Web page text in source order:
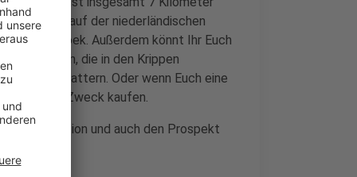
auf der niederländischen
Breedenhoek. Außerdem könnt Ihr Euch
machen, die in den Krippen
ergattern. Oder wenn Euch eine
den guten Zweck kaufen.
zu der Aktion und auch den Prospekt